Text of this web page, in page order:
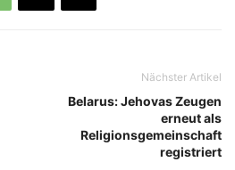
Nächster Artikel
Belarus: Jehovas Zeugen
erneut als
Religionsgemeinschaft
registriert